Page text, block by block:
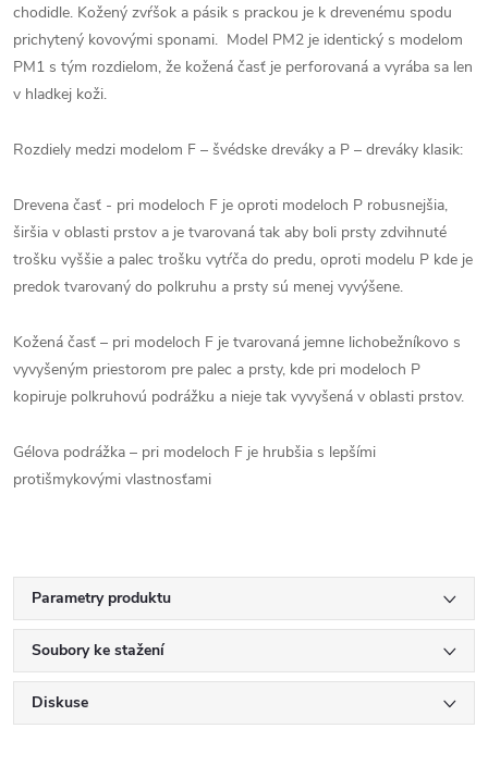
chodidle. Kožený zvŕšok a pásik s prackou je k drevenému spodu
prichytený kovovými sponami. Model PM2 je identický s modelom
PM1 s tým rozdielom, že kožená časť je perforovaná a vyrába sa len
v hladkej koži.
Rozdiely medzi modelom F – švédske dreváky a P – dreváky klasik:
Drevena časť - pri modeloch F je oproti modeloch P robusnejšia,
širšia v oblasti prstov a je tvarovaná tak aby boli prsty zdvihnuté
trošku vyššie a palec trošku vytŕča do predu, oproti modelu P kde je
predok tvarovaný do polkruhu a prsty sú menej vyvýšene.
Kožená časť – pri modeloch F je tvarovaná jemne lichobežníkovo s
vyvyšeným priestorom pre palec a prsty, kde pri modeloch P
kopiruje polkruhovú podrážku a nieje tak vyvyšená v oblasti prstov.
Gélova podrážka – pri modeloch F je hrubšia s lepšími
protišmykovými vlastnosťami
Parametry produktu
Soubory ke stažení
Diskuse